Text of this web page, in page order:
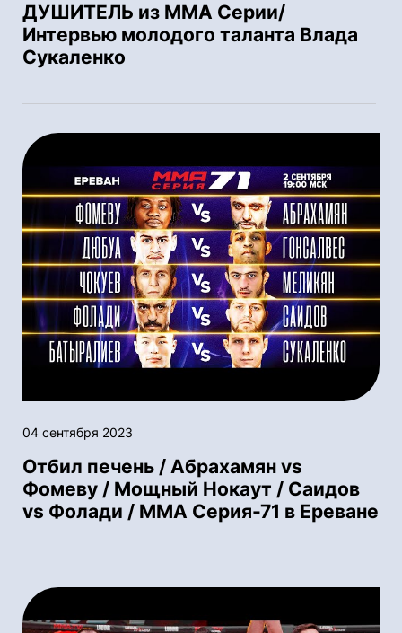
ДУШИТЕЛЬ из ММА Серии/
Интервью молодого таланта Влада
Сукаленко
04 сентября 2023
Отбил печень / Абрахамян vs
Фомеву / Мощный Нокаут / Саидов
vs Фолади / ММА Серия-71 в Ереване